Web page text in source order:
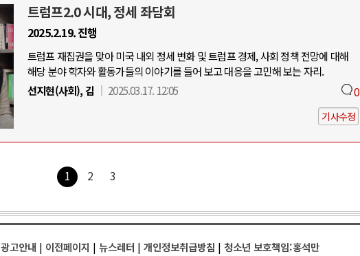
트럼프2.0 시대, 정세 좌담회
2025.2.19. 진행
트럼프 재집권을 맞아 미국 내외 정세 변화 및 트럼프 경제, 사회 정책 전망에 대해
해당 분야 학자와 활동가들의 이야기를 들어 보고 대응을 고민해 보는 자리.
선지현(사회), 김
2025.03.17. 12:05 0
기사수정
1 2 3
광고안내 | 이전페이지 | 뉴스레터 | 개인정보취급방침 | 청소년 보호책임:홍석만